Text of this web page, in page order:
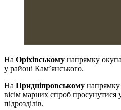
На Оріхівському напрямку
у районі Кам’янського.
На Придніпровському напрямку
вісім марних спроб просунутися
підрозділів.